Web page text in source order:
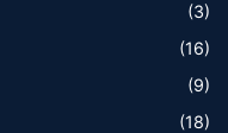
(3)
(16)
(9)
(18)